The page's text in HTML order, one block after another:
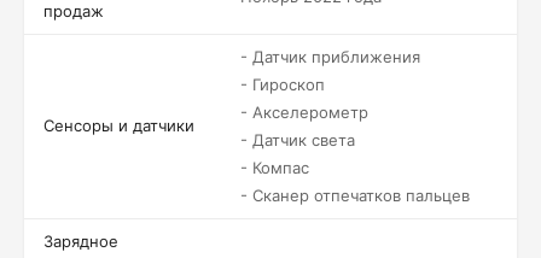
продаж
Сенсоры и датчики
- Датчик приближения
- Гироскоп
- Акселерометр
- Датчик света
- Компас
- Сканер отпечатков пальцев
Зарядное